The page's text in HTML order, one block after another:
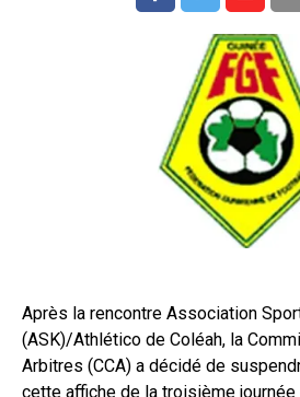
Après la rencontre Association
(ASK)/Athlético de Coléah, la
Arbitres (CCA) a décidé de
cette affiche de la troisième journée